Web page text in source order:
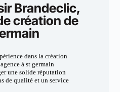
Brandeclic,
création de
dans la création
à st germain
une solide réputation
de qualité et un service